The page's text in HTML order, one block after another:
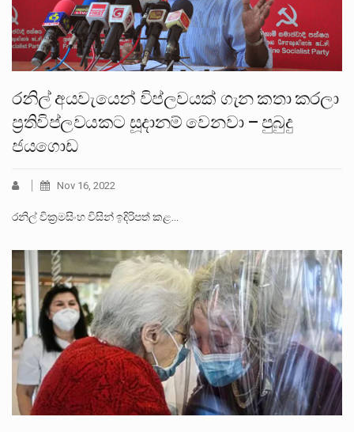
රනිල් අයවැයෙන් විප්ලවයක් ගැන කතා කරලා
ප්‍රතිවිප්ලවයකට සූදානම් වෙනවා – පුබුදු
ජයගොඩ
Nov 16, 2022
රනිල් වික්‍රමසිංහ විසින් ඉදිරිපත් කළ…